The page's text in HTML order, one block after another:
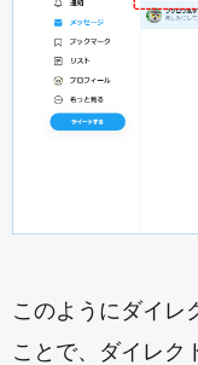
このようにダイレ
ことで、ダイレク